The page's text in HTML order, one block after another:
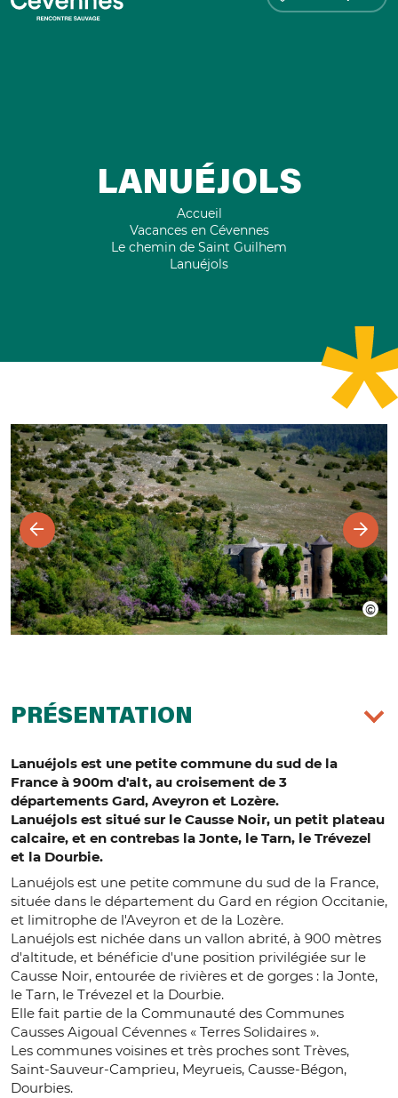
LANUÉJOLS
Accueil
Vacances en Cévennes
Le chemin de Saint Guilhem
Lanuéjols
PRÉSENTATION
Lanuéjols est une petite commune du sud de la
France à 900m d'alt, au croisement de 3
départements Gard, Aveyron et Lozère.
Lanuéjols est situé sur le Causse Noir, un petit plateau
calcaire, et en contrebas la Jonte, le Tarn, le Trévezel
et la Dourbie.
Lanuéjols est une petite commune du sud de la France,
située dans le département du Gard en région Occitanie,
et limitrophe de l'Aveyron et de la Lozère.
Lanuéjols est nichée dans un vallon abrité, à 900 mètres
d'altitude, et bénéficie d'une position privilégiée sur le
Causse Noir, entourée de rivières et de gorges : la Jonte,
le Tarn, le Trévezel et la Dourbie.
Elle fait partie de la Communauté des Communes
Causses Aigoual Cévennes « Terres Solidaires ».
Les communes voisines et très proches sont Trèves,
Saint-Sauveur-Camprieu, Meyrueis, Causse-Bégon,
Dourbies.